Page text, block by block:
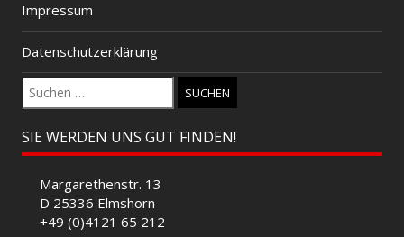
Impressum
Datenschutzerklärung
Suchen
nach:
SIE WERDEN UNS GUT FINDEN!
Margarethenstr. 13
D 25336 Elmshorn
+49 (0)4121 65 212